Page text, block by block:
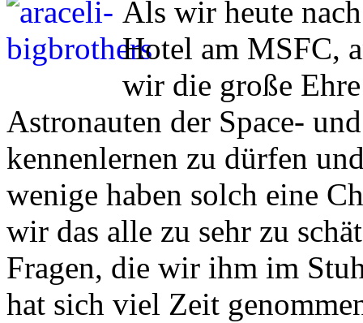
Als wir heute
Hotel am MSFC,
wir die große
Astronauten der Space-
kennenlernen zu dürfen
wenige haben solch eine
wir das alle zu sehr zu
Fragen, die wir ihm im
hat sich viel Zeit